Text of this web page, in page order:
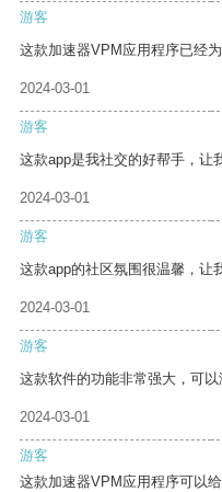
游客
这款加速器VPM应用程序已经
2024-03-01
游客
这款app是我社交的好帮手，让
2024-03-01
游客
这款app的社区氛围很温馨，让
2024-03-01
游客
这款软件的功能非常强大，可以
2024-03-01
游客
这款加速器VPM应用程序可以